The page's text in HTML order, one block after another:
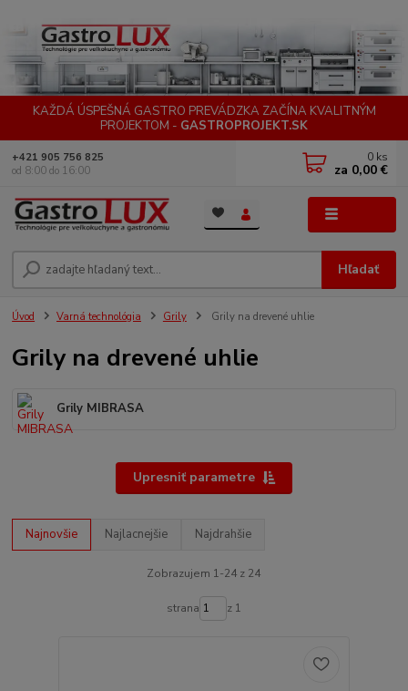
KAŽDÁ ÚSPEŠNÁ GASTRO PREVÁDZKA ZAČÍNA KVALITNÝM
PROJEKTOM - GASTROPROJEKT.SK
Hľadať
+421 905 756 825
od 8:00 do 16:00
0 ks
za 0,00 €
Úvod Varná technológia Grily Grily na drevené uhlie
Grily na drevené uhlie
Grily MIBRASA
Upresniť parametre
Najnovšie Najlacnejšie Najdrahšie
Zobrazujem 1-24 z 24
strana z 1